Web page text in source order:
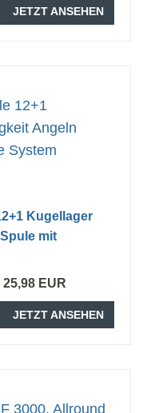
JETZT ANSEHEN
Kugellager
mit
25,98 EUR
JETZT ANSEHEN